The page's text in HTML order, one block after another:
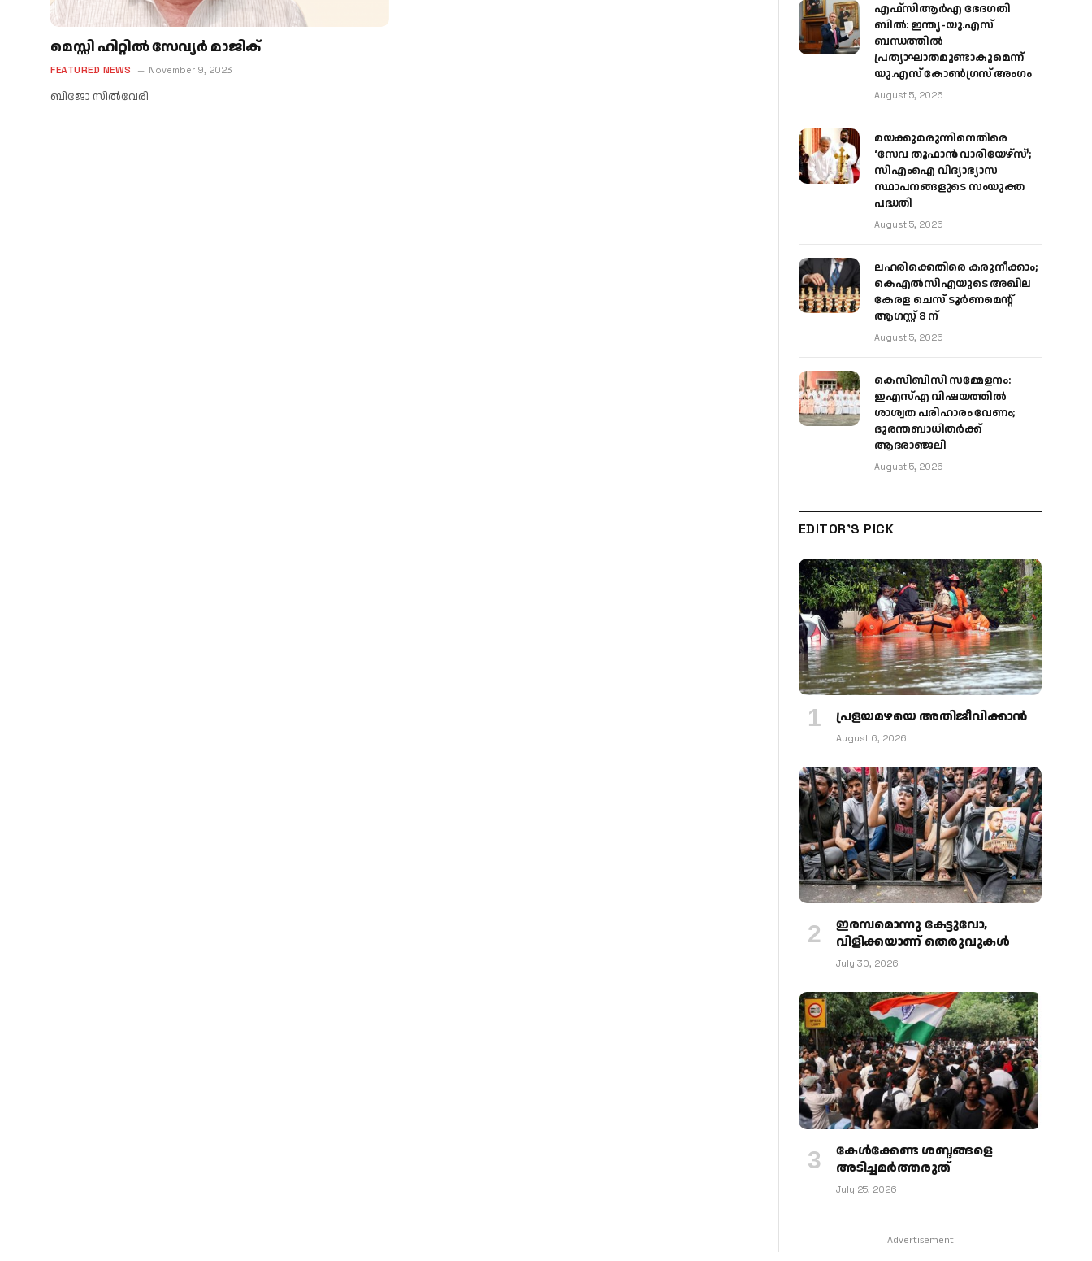
മെസ്സി ഹിറ്റില്‍ സേവ്യര്‍ മാജിക്
FEATURED NEWS November 9, 2023
ബിജോ സിൽവേരി
എഫ്‌സിആർഎ ഭേദഗതി
ബിൽ: ഇന്ത്യ-യു.എസ്
ബന്ധത്തിൽ
പ്രത്യാഘാതമുണ്ടാകുമെന്ന്
യു.എസ് കോൺഗ്രസ് അംഗം
August 5, 2026
മയക്കുമരുന്നിനെതിരെ
‘സേവ തൂഫാൻ വാരിയേഴ്‌സ്’;
സിഎംഐ വിദ്യാഭ്യാസ
സ്ഥാപനങ്ങളുടെ സംയുക്ത
പദ്ധതി
August 5, 2026
ലഹരിക്കെതിരെ കരുനീക്കാം;
കെഎൽസിഎയുടെ അഖില
കേരള ചെസ് ടൂർണമെന്റ്
ആഗസ്റ്റ് 8 ന്
August 5, 2026
കെസിബിസി സമ്മേളനം:
ഇഎസ്എ വിഷയത്തിൽ
ശാശ്വത പരിഹാരം വേണം;
ദുരന്തബാധിതർക്ക്
ആദരാഞ്ജലി
August 5, 2026
EDITOR'S PICK
പ്രളയമഴയെ അതിജീവിക്കാന്‍
August 6, 2026
ഇരമ്പമൊന്നു കേട്ടുവോ,
വിളിക്കയാണ് തെരുവുകള്‍
July 30, 2026
കേള്‍ക്കേണ്ട ശബ്ദങ്ങളെ
അടിച്ചമര്‍ത്തരുത്
July 25, 2026
Advertisement